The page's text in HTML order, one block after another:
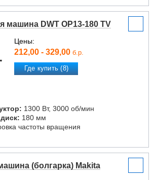
машина DWT OP13-180 TV
Цены:
212,00 - 329,00 б.р.
Где купить (8)
1300 Вт, 3000 об/мин
180 мм
частоты вращения
(болгарка) Makita